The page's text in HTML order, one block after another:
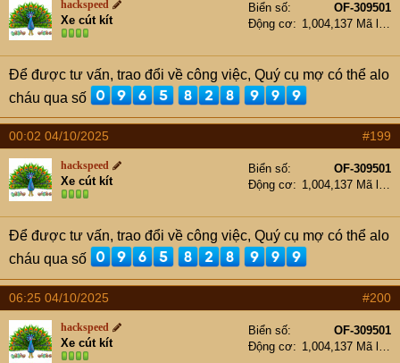
hackspeed
Xe cút kít
Biển số
OF-309501
Động cơ
Để được tư vấn, trao đổi về công việc, Quý cụ mợ có thể alo
cháu qua số
00:02 04/10/2025 #199
hackspeed
Xe cút kít
Biển số
OF-309501
Động cơ
1,004,137 Mã lực
Để được tư vấn, trao đổi về công việc, Quý cụ mợ có thể alo
cháu qua số
06:25 04/10/2025 #200
hackspeed
Xe cút kít
Biển số
OF-309501
Động cơ